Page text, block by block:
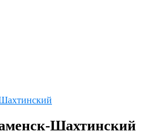
Шахтинский